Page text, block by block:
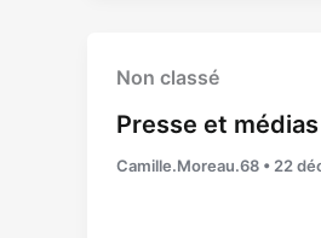
Non classé
Presse et
Camille.Moreau.68 • 22